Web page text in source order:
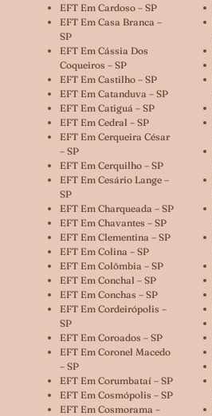
EFT Em Cardoso – SP
EFT Em Casa Branca –
SP
EFT Em Cássia Dos
Coqueiros – SP
EFT Em Castilho – SP
EFT Em Catanduva – SP
EFT Em Catiguá – SP
EFT Em Cedral – SP
EFT Em Cerqueira César
– SP
EFT Em Cerquilho – SP
EFT Em Cesário Lange –
SP
EFT Em Charqueada – SP
EFT Em Chavantes – SP
EFT Em Clementina – SP
EFT Em Colina – SP
EFT Em Colômbia – SP
EFT Em Conchal – SP
EFT Em Conchas – SP
EFT Em Cordeirópolis –
SP
EFT Em Coroados – SP
EFT Em Coronel Macedo
– SP
EFT Em Corumbataí – SP
EFT Em Cosmópolis – SP
EFT Em Cosmorama –